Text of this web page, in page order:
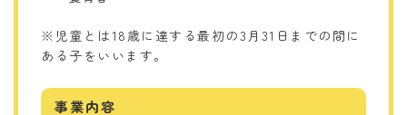
※児童とは18歳に達する最初の3月31日までの間に
ある子をいいます。
事業内容